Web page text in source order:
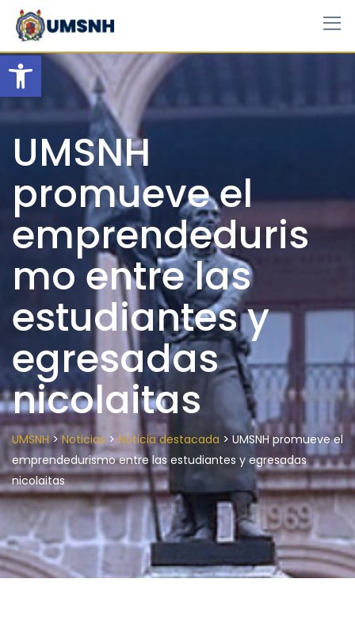
Open toolbar
Skip
content
UMSNH
promueve el
emprendeduris
mo entre las
estudiantes y
egresadas
nicolaitas
UMSNH> Noticias > Noticia destacada > UMSNH promueve el
emprendedurismo entre las estudiantes y egresadas
nicolaitas